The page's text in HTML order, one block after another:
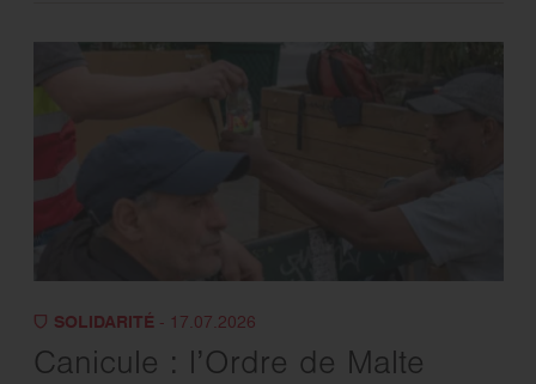
SOLIDARITÉ- 17.07.2026
Canicule : l’Ordre de Malte